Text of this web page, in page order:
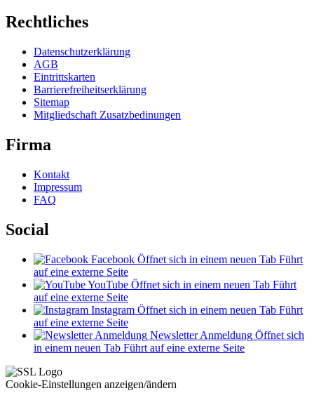
Rechtliches
Datenschutzerklärung
AGB
Eintrittskarten
Barrierefreiheitserklärung
Sitemap
Mitgliedschaft Zusatzbedinungen
Firma
Kontakt
Impressum
FAQ
Social
Facebook Öffnet sich in einem neuen Tab Führt
auf eine externe Seite
YouTube Öffnet sich in einem neuen Tab Führt
auf eine externe Seite
Instagram Öffnet sich in einem neuen Tab Führt
auf eine externe Seite
Newsletter Anmeldung Öffnet sich
in einem neuen Tab Führt auf eine externe Seite
Cookie-Einstellungen anzeigen/ändern